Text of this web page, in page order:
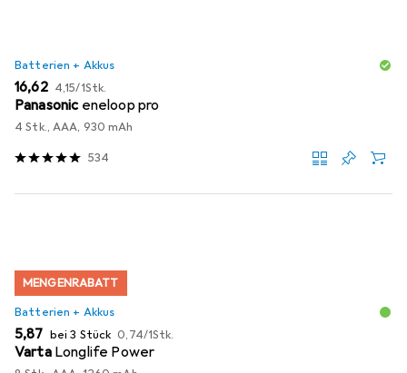
Batterien + Akkus
EUR
16,62 EUR
4,15/1Stk.
Panasonic eneloop pro
4 Stk., AAA, 930 mAh
534
MENGENRABATT
Batterien + Akkus
EUR
5,87 bei 3 Stück EUR
0,74/1Stk.
Varta Longlife Power